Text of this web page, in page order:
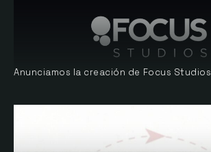
Anunciamos la creación de Focus Studios